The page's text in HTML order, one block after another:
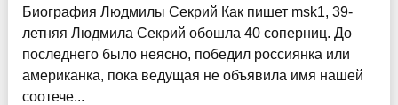
Биография Людмилы Секрий Как пишет msk1, 39-
летняя Людмила Секрий обошла 40 соперниц. До
последнего было неясно, победил россиянка или
американка, пока ведущая не объявила имя нашей
соотече...